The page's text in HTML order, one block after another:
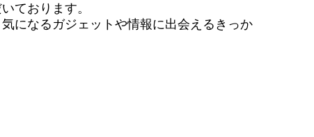
ております。
になるガジェットや情報に出会えるきっか